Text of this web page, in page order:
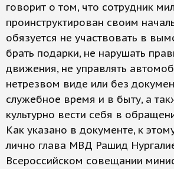
говорит о том, что сотрудник
проинструктирован своим
обязуется не участвовать в
брать подарки, не нарушать
движения, не управлять
нетрезвом виде или без
служебное время и в быту, а
культурно вести себя в
Как указано в документе, к
лично глава МВД Рашид
Всероссийском совещании